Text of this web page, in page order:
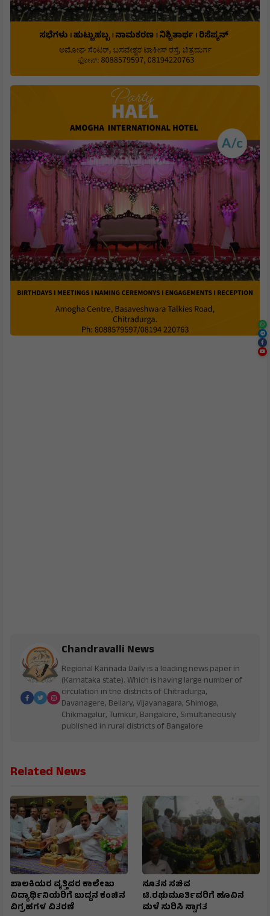
Chandravalli News
Regional Kannada Daily is a leading news paper in
(Karnataka state). Which is having large number of
circulation in the districts of Chitradurga,
Davanagere, Bellary, Vijayanagara, Shimoga,
Chikmagalur, Tumkur, Bangalore, Simultaneously
published in rural districts of Bangalore
Related News
ಬಾಲಕಿಯರ ವೃತ್ತಿಪರ ಕಾಲೇಜು
ವಿದ್ಯಾರ್ಥಿನಿಯರಿಗೆ ಬುದ್ದನ ಕಂಚಿನ
ವಿಗ್ರಹಗಳ ವಿತರಣೆ
ನೂತನ ಸಚಿವ
ಟಿ.ರಘುಮೂರ್ತಿವರಿಗೆ ಹೂವಿನ
ಮಳೆ ಸುರಿಸಿ ಸ್ವಾಗತ